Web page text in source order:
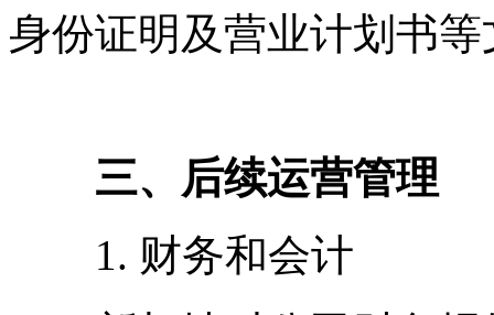
身份证明及营业计划书等
三、后续运营管理
1. 财务和会计